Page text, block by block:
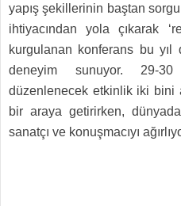
yapış şekillerinin baştan
ihtiyacından yola çıkarak
kurgulanan konferans bu yıl
deneyim sunuyor. 29-
düzenlenecek etkinlik iki bini
bir araya getirirken,
sanatçı ve konuşmacıyı